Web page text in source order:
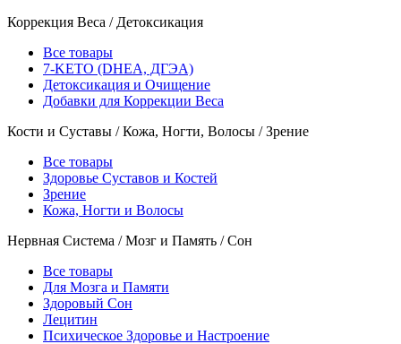
Коррекция Веса / Детоксикация
Все товары
7-KETO (DHEA, ДГЭА)
Детоксикация и Очищение
Добавки для Коррекции Веса
Кости и Суставы / Кожа, Ногти, Волосы / Зрение
Все товары
Здоровье Суставов и Костей
Зрение
Кожа, Ногти и Волосы
Нервная Система / Мозг и Память / Сон
Все товары
Для Мозга и Памяти
Здоровый Сон
Лецитин
Психическое Здоровье и Настроение